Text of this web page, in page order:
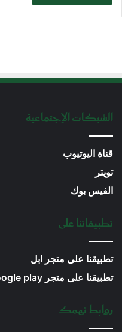
الشبكات الإجتماعية
قناة اليوتيوب
تويتر
الفيس بوك
تطبيقاتنا على
تطبيقنا على متجر ابل
تطبيقنا على متجر google play
روابط تهمك